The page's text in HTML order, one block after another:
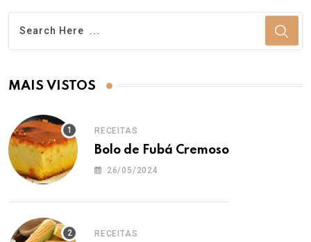
MAIS VISTOS
RECEITAS
Bolo de Fubá Cremoso
26/05/2024
RECEITAS